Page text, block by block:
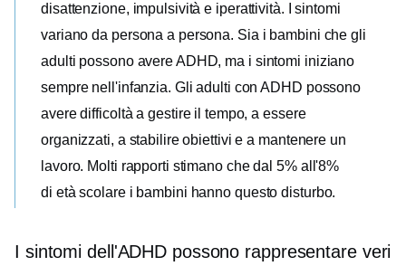
disattenzione, impulsività e iperattività. I ​​sintomi
variano da persona a persona. Sia i bambini che gli
adulti possono avere ADHD, ma i sintomi iniziano
sempre nell'infanzia. Gli adulti con ADHD possono
avere difficoltà a gestire il tempo, a essere
organizzati, a stabilire obiettivi e a mantenere un
lavoro. Molti rapporti stimano che dal 5% all'8%
di età scolarei bambini hanno questo disturbo.
I sintomi dell'ADHD possono rappresentare veri